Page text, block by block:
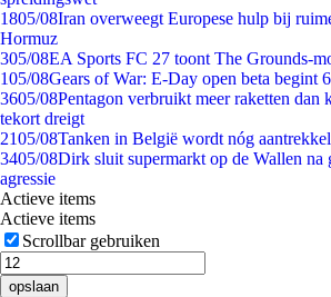
1805/08Iran overweegt Europese hulp bij
Hormuz
305/08EA Sports FC 27 toont The Grounds-
105/08Gears of War: E-Day open beta begint
3605/08Pentagon verbruikt meer raketten dan
tekort dreigt
2105/08Tanken in België wordt nóg
3405/08Dirk sluit supermarkt op de Wallen na
agressie
Actieve items
Actieve items
Scrollbar gebruiken
opslaan